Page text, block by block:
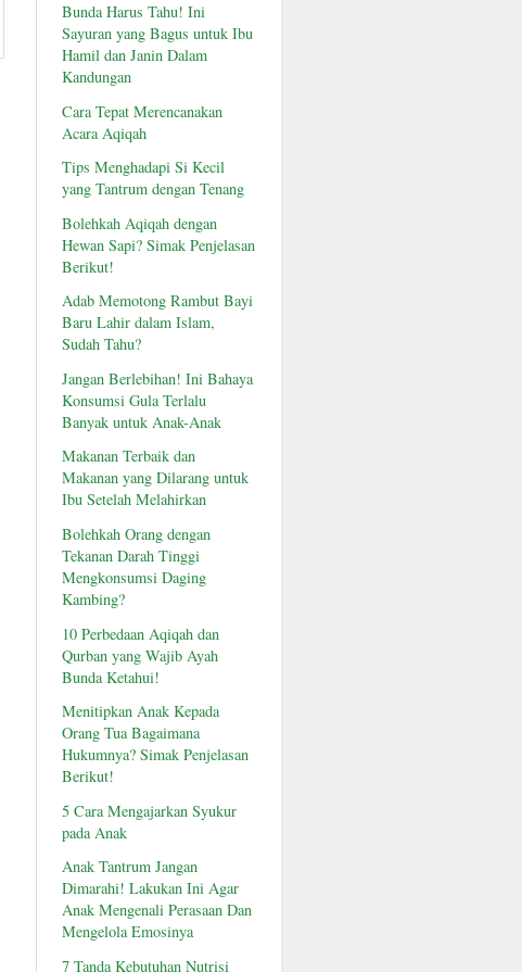
Bunda Harus Tahu! Ini
Sayuran yang Bagus untuk Ibu
Hamil dan Janin Dalam
Kandungan
Cara Tepat Merencanakan
Acara Aqiqah
Tips Menghadapi Si Kecil
yang Tantrum dengan Tenang
Bolehkah Aqiqah dengan
Hewan Sapi? Simak Penjelasan
Berikut!
Adab Memotong Rambut Bayi
Baru Lahir dalam Islam,
Sudah Tahu?
Jangan Berlebihan! Ini Bahaya
Konsumsi Gula Terlalu
Banyak untuk Anak-Anak
Makanan Terbaik dan
Makanan yang Dilarang untuk
Ibu Setelah Melahirkan
Bolehkah Orang dengan
Tekanan Darah Tinggi
Mengkonsumsi Daging
Kambing?
10 Perbedaan Aqiqah dan
Qurban yang Wajib Ayah
Bunda Ketahui!
Menitipkan Anak Kepada
Orang Tua Bagaimana
Hukumnya? Simak Penjelasan
Berikut!
5 Cara Mengajarkan Syukur
pada Anak
Anak Tantrum Jangan
Dimarahi! Lakukan Ini Agar
Anak Mengenali Perasaan Dan
Mengelola Emosinya
7 Tanda Kebutuhan Nutrisi